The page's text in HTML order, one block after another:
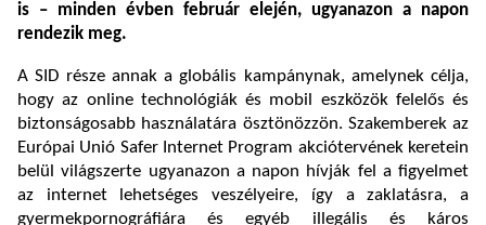
is – minden évben február elején, ugyanazon a napon
rendezik meg.
A SID része annak a globális kampánynak, amelynek célja,
hogy az online technológiák és mobil eszközök felelős és
biztonságosabb használatára ösztönözzön. Szakemberek az
Európai Unió Safer Internet Program akciótervének keretein
belül világszerte ugyanazon a napon hívják fel a figyelmet
az internet lehetséges veszélyeire, így a zaklatásra, a
gyermekpornográfiára és egyéb illegális és káros